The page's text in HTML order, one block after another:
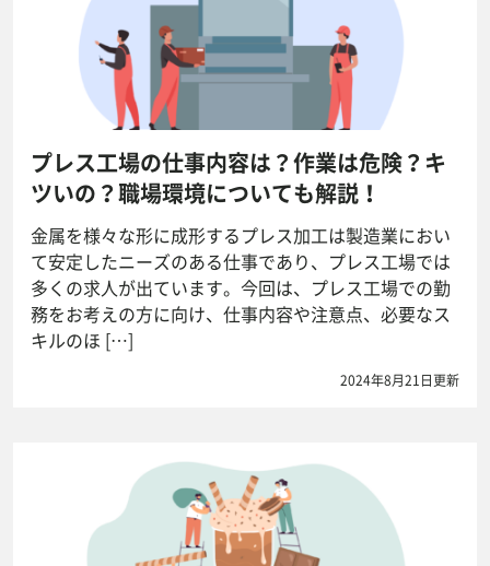
プレス工場の仕事内容は？作業は危険？キ
ツいの？職場環境についても解説！
金属を様々な形に成形するプレス加工は製造業におい
て安定したニーズのある仕事であり、プレス工場では
多くの求人が出ています。今回は、プレス工場での勤
務をお考えの方に向け、仕事内容や注意点、必要なス
キルのほ […]
2024年8月21日更新